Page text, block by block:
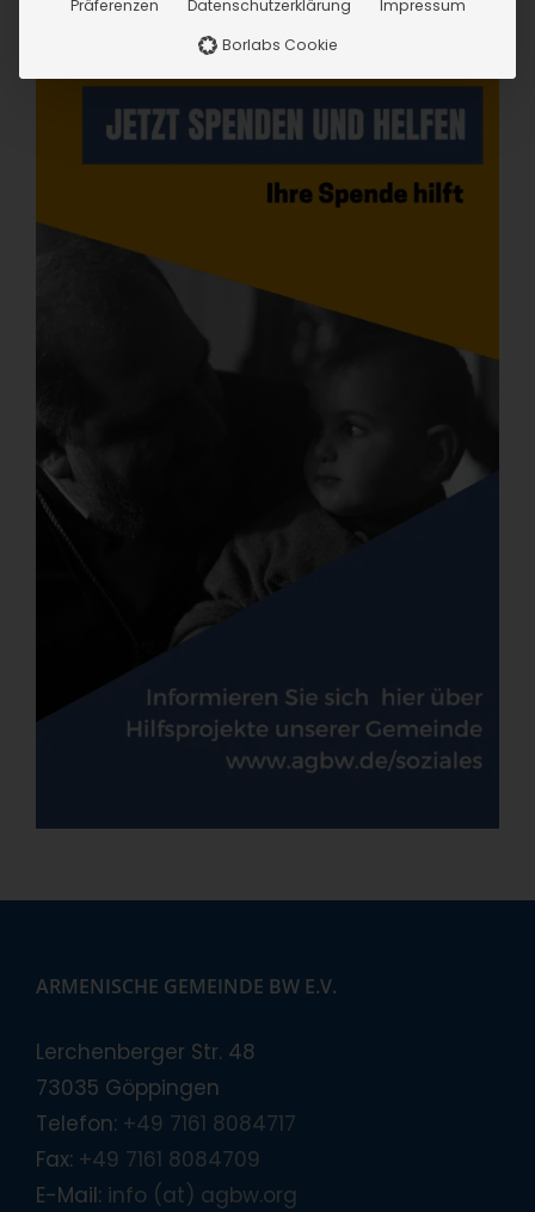
ARMENISCHE GEMEINDE BW E.V.
Lerchenberger Str. 48
73035 Göppingen
Telefon: +49 7161 8084717
Fax: +49 7161 8084709
E-Mail: info (at) agbw.org
Präferenzen Datenschutzerklärung
Impressum
Borlabs Cookie